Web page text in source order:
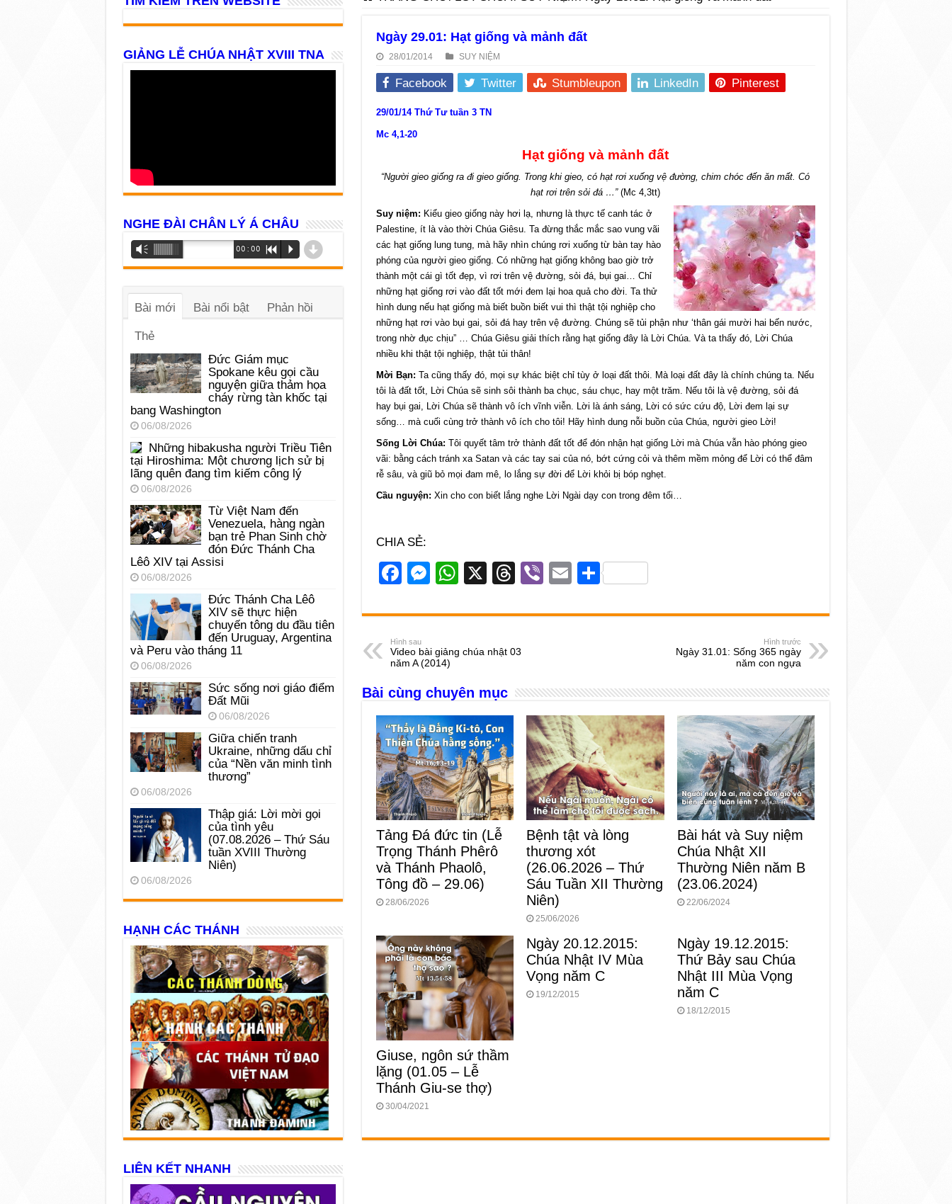
Ngày 29.01: Hạt giống và mảnh đất
28/01/2014 SUY NIỆM
Facebook Twitter Stumbleupon LinkedIn Pinterest
29/01/14 Thứ Tư tuần 3 TN
Mc 4,1-20
Hạt giống và mảnh đất
“Người gieo giống ra đi gieo giống. Trong khi gieo, có hạt rơi xuống vệ đường, chim chóc đến ăn mất. Có
hạt rơi trên sỏi đá …”(Mc 4,3tt)
Suy niệm: Kiểu gieo giống này hơi lạ, nhưng là thực tế canh tác ở
Palestine, ít là vào thời Chúa Giêsu. Ta đừng thắc mắc sao vung vãi
các hạt giống lung tung, mà hãy nhìn chúng rơi xuống từ bàn tay hào
phóng của người gieo giống. Có những hạt giống không bao giờ trở
thành một cái gì tốt đẹp, vì rơi trên vệ đường, sỏi đá, bụi gai… Chỉ
những hạt giống rơi vào đất tốt mới đem lại hoa quả cho đời. Ta thử
hình dung nếu hạt giống mà biết buồn biết vui thì thật tội nghiệp cho
những hạt rơi vào bụi gai, sỏi đá hay trên vệ đường. Chúng sẽ tủi phận như ‘thân gái mười hai bến nước,
trong nhờ đục chịu” … Chúa Giêsu giải thích rằng hạt giống đây là Lời Chúa. Và ta thấy đó, Lời Chúa
nhiều khi thật tội nghiệp, thật tủi thân!
Mời Bạn: Ta cũng thấy đó, mọi sự khác biệt chỉ tùy ở loại đất thôi. Mà loại đất đây là chính chúng ta. Nếu
tôi là đất tốt, Lời Chúa sẽ sinh sôi thành ba chục, sáu chục, hay một trăm. Nếu tôi là vệ đường, sỏi đá
hay bụi gai, Lời Chúa sẽ thành vô ích vĩnh viễn. Lời là ánh sáng, Lời có sức cứu độ, Lời đem lại sự
sống… mà cuối cùng trở thành vô ích cho tôi! Hãy hình dung nỗi buồn của Chúa, người gieo Lời!
Sống Lời Chúa: Tôi quyết tâm trở thành đất tốt để đón nhận hạt giống Lời mà Chúa vẫn hào phóng gieo
vãi: bằng cách tránh xa Satan và các tay sai của nó, bớt cứng cỏi và thêm mềm mỏng để Lời có thể đâm
rễ sâu, và giũ bỏ mọi đam mê, lo lắng sự đời để Lời khỏi bị bóp nghẹt.
Cầu nguyện: Xin cho con biết lắng nghe Lời Ngài dạy con trong đêm tối…
CHIA SẺ:
F
c
e
b
o
o
k
M
ss
n
g
er
W
at
A
p
p
X
T
e
d
s
Vi
er
E
ail
S
ar
Hình sau
Video bài giảng chúa nhật 03
năm A (2014)
Hình trước
Ngày 31.01: Sống 365 ngày
năm con ngựa
Bài cùng chuyên mục
Tảng Đá đức tin (Lễ
Trọng Thánh Phêrô
và Thánh Phaolô,
Tông đồ – 29.06)
28/06/2026
Bệnh tật và lòng
thương xót
(26.06.2026 – Thứ
Sáu Tuần XII Thường
Niên)
25/06/2026
Bài hát và Suy niệm
Chúa Nhật XII
Thường Niên năm B
(23.06.2024)
22/06/2024
Giuse, ngôn sứ thầm
lặng (01.05 – Lễ
Thánh Giu-se thợ)
30/04/2021
Ngày 20.12.2015:
Chúa Nhật IV Mùa
Vọng năm C
19/12/2015
Ngày 19.12.2015:
Thứ Bảy sau Chúa
Nhật III Mùa Vọng
năm C
18/12/2015
GIẢNG LỄ CHÚA NHẬT XVIII TNA
NGHE ĐÀI CHÂN LÝ Á CHÂU
Trình
phát
âm
Vm 00:00 R P d
Bài mới Bài nổi bật Phản hồi
Thẻ
Đức Giám mục
Spokane kêu gọi cầu
nguyện giữa thảm họa
cháy rừng tàn khốc tại
bang Washington
06/08/2026
Những hibakusha người Triều Tiên
tại Hiroshima: Một chương lịch sử bị
lãng quên đang tìm kiếm công lý
06/08/2026
Từ Việt Nam đến
Venezuela, hàng ngàn
bạn trẻ Phan Sinh chờ
đón Đức Thánh Cha
Lêô XIV tại Assisi
06/08/2026
Đức Thánh Cha Lêô
XIV sẽ thực hiện
chuyến tông du đầu tiên
đến Uruguay, Argentina
và Peru vào tháng 11
06/08/2026
Sức sống nơi giáo điểm
Đất Mũi
06/08/2026
Giữa chiến tranh
Ukraine, những dấu chỉ
của “Nền văn minh tình
thương”
06/08/2026
Thập giá: Lời mời gọi
của tình yêu
(07.08.2026 – Thứ Sáu
tuần XVIII Thường
Niên)
06/08/2026
HẠNH CÁC THÁNH
LIÊN KẾT NHANH